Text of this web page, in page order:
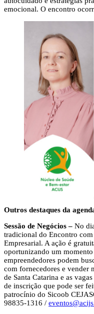
emocional. O encontro
Outros destaques da
Sessão de Negócios – No
tradicional do Encontro
Empresarial. A ação é
oportunizando um
empreendedores podem
com fornecedores e vender
de Santa Catarina e as
de inscrição que pode ser
patrocínio do Sicoob
98835-1316 /